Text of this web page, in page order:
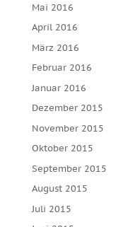
Mai 2016
April 2016
März 2016
Februar 2016
Januar 2016
Dezember 2015
November 2015
Oktober 2015
September 2015
August 2015
Juli 2015